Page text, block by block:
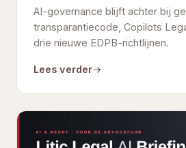
AI-governance blijft achter bij
transparantiecode, Copilots
drie nieuwe EDPB-richtlijnen.
Lees verder